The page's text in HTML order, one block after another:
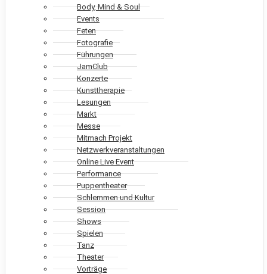
Body, Mind & Soul
Events
Feten
Fotografie
Führungen
JamClub
Konzerte
Kunsttherapie
Lesungen
Markt
Messe
Mitmach Projekt
Netzwerkveranstaltungen
Online Live Event
Performance
Puppentheater
Schlemmen und Kultur
Session
Shows
Spielen
Tanz
Theater
Vorträge